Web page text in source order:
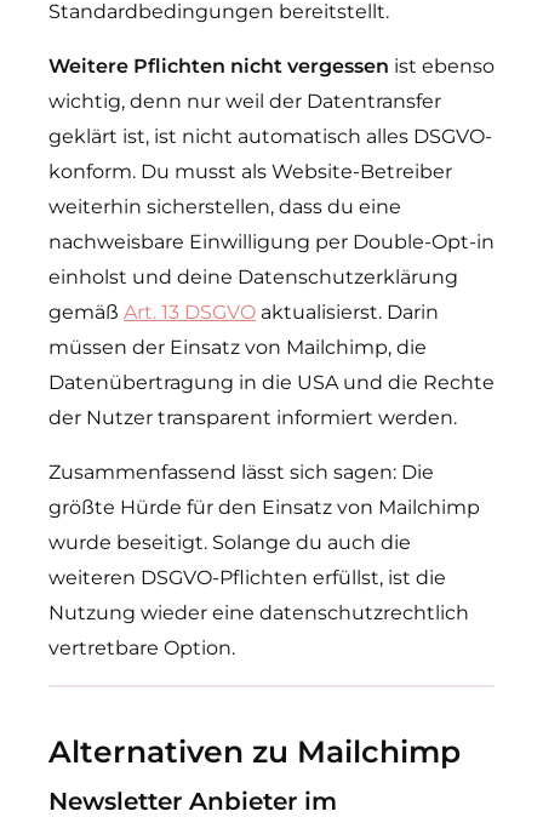
Standardbedingungen bereitstellt.
Weitere Pflichten nicht vergessen ist ebenso
wichtig, denn nur weil der Datentransfer
geklärt ist, ist nicht automatisch alles DSGVO-
konform. Du musst als Website-Betreiber
weiterhin sicherstellen, dass du eine
nachweisbare Einwilligung per Double-Opt-in
einholst und deine Datenschutzerklärung
gemäß Art. 13 DSGVO aktualisierst. Darin
müssen der Einsatz von Mailchimp, die
Datenübertragung in die USA und die Rechte
der Nutzer transparent informiert werden.
Zusammenfassend lässt sich sagen: Die
größte Hürde für den Einsatz von Mailchimp
wurde beseitigt. Solange du auch die
weiteren DSGVO-Pflichten erfüllst, ist die
Nutzung wieder eine datenschutzrechtlich
vertretbare Option.
Alternativen zu Mailchimp
Newsletter Anbieter im